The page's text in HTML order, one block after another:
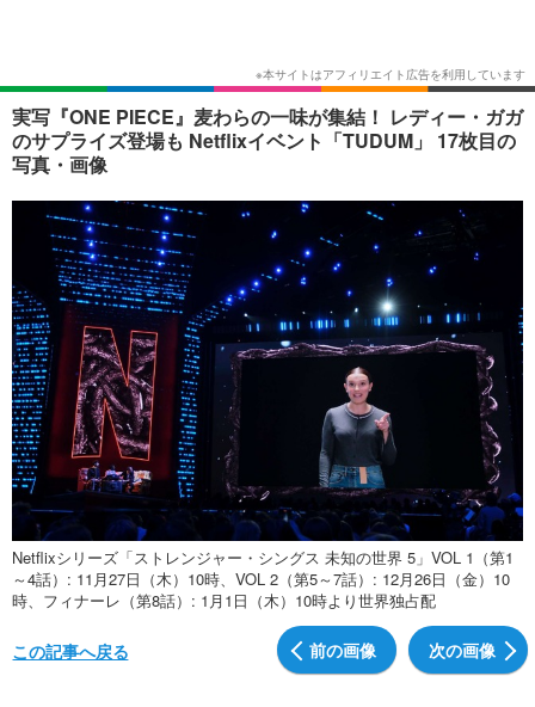
ショッピング その他
実写『ONE PIECE』麦わらの一味が集結！ レディー・ガガ
のサプライズ登場も Netflixイベント「TUDUM」 17枚目の
写真・画像
Netflixシリーズ「ストレンジャー・シングス 未知の世界 5」VOL 1（第1
～4話）: 11月27日（木）10時、VOL 2（第5～7話）: 12月26日（金）10
時、フィナーレ（第8話）: 1月1日（木）10時より世界独占配
前の画像 次の画像
この記事へ戻る